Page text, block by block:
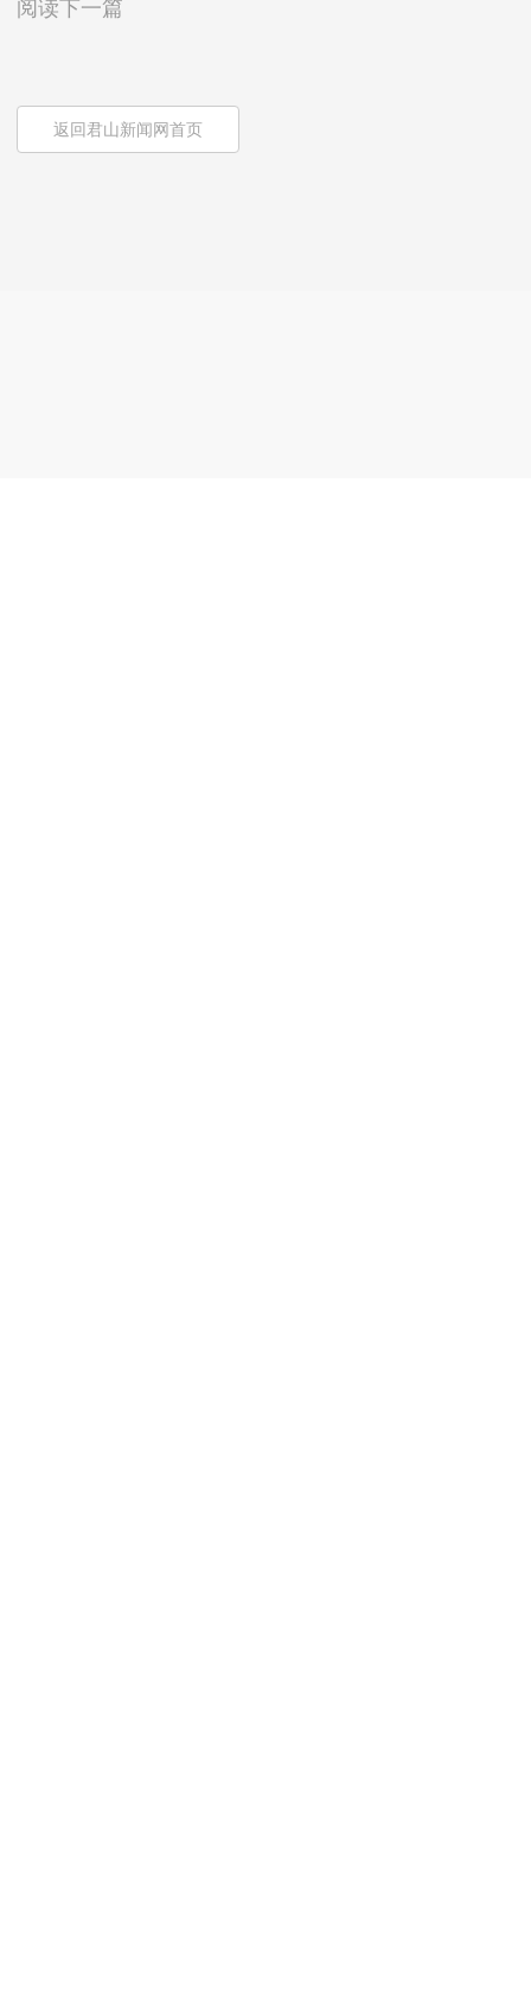
阅读下一篇
返回君山新闻网首页